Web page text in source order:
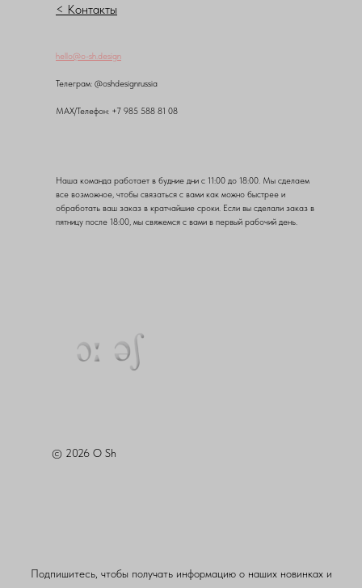
< Контакты
hello@o-sh.design
Teлеграм: @oshdesignrussia
MAX/Телефон: +7 985 588 81 08
Наша команда работает в будние дни с 11:00 до 18:00. Мы сделаем
все возможное, чтобы связаться с вами как можно быстрее и
обработать ваш заказ в кратчайшие сроки. Если вы сделали заказ в
пятницу после 18:00, мы свяжемся с вами в первый рабочий день.
© 2026 O Sh
Подпишитесь, чтобы получать информацию о наших новинках и